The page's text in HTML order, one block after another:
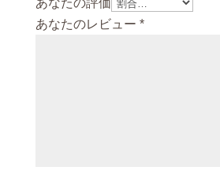
あなたの評価
あなたのレビュー *